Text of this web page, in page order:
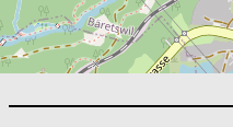
Position